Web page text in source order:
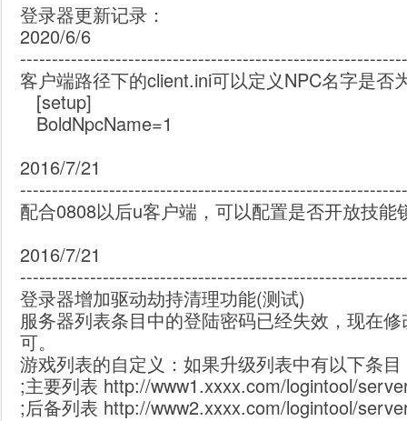
登录器更新记录：
2020/6/6
客户端路径下的client.ini可以定义NPC名字是
[setup]
BoldNpcName=1
2016/7/21
配合0808以后u客户端，可以配置是否开放技能
2016/7/21
登录器增加驱动劫持清理功能(测试)
服务器列表条目中的登陆密码已经失效，现在
可。
游戏列表的自定义：如果升级列表中有以下条
;主要列表 http://www1.xxxx.com/logintool/
;后备列表 http://www2.xxxx.com/logintool/